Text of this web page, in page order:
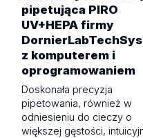
pipetująca PIRO
UV+HEPA firmy
z komputerem i
oprogramowaniem
Doskonała precyzja
pipetowania, również w
odniesieniu do cieczy o
większej gęstości,